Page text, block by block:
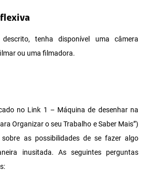
tenha disponível uma câmera
ou uma filmadora.
no Link 1 – Máquina de desenhar na
Organizar o seu Trabalho e Saber Mais”)
as possibilidades de se fazer algo
inusitada. As seguintes perguntas